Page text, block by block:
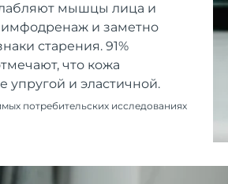
мышцы лица и
и заметно
старения. 91%
что кожа
упругой и эластичной.
потребительских исследованиях